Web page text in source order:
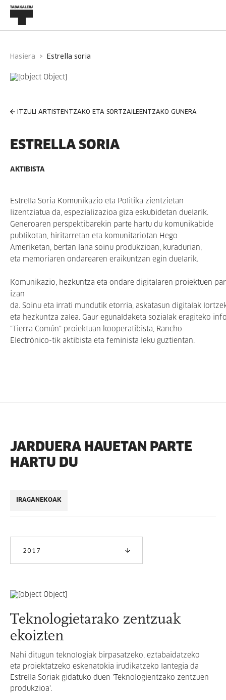
Hasiera estrella soria
ITZULI ARTISTENTZAKO ETA SORTZAILEENTZAKO GUNERA
ESTRELLA SORIA
AKTIBISTA
Estrella Soria Komunikazio eta Politika zientzietan
lizentziatua da, espezializazioa giza eskubidetan duelarik.
Generoaren perspektibarekin parte hartu du komunikabide
publikotan, hiritarretan eta komunitariotan Hego
Ameriketan, bertan lana soinu produkzioan, kuradurian,
eta memoriaren ondarearen eraikuntzan egin duelarik.
Komunikazio, hezkuntza eta ondare digitalaren proiektuen
izan
da. Soinu eta irrati mundutik etorria, askatasun digitalak
eta hezkuntza zalea. Gaur egunaldaketa sozialak eragiteko
"Tierra Común" proiektuan kooperatibista, Rancho
Electrónico-tik aktibista eta feminista leku guztientan.
JARDUERA HAUETAN PARTE
HARTU DU
IRAGANEKOAK
2017
Teknologietarako zentzuak
ekoizten
Nahi ditugun teknologiak birpasatzeko, eztabaidatzeko
eta proiektatzeko eskenatokia irudikatzeko lantegia da
Estrella Soriak gidatuko duen 'Teknologientzako zentzuen
produkzioa'.